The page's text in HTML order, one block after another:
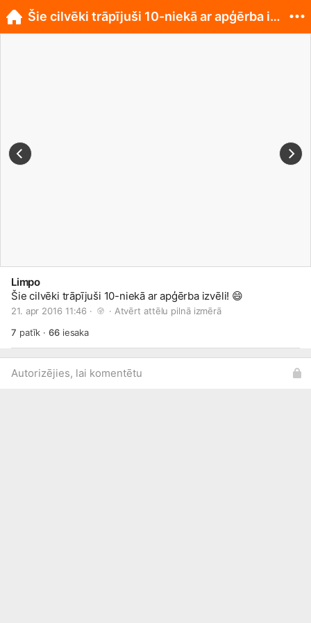
Limpo
Šie cilvēki trāpījuši 10-niekā ar apģērba izvēli! 😄
21. apr 2016 11:46 · · Atvērt attēlu pilnā izmērā
7 patīk ·66iesaka
Autorizējies, lai komentētu
Šie cilvēki trāpījuši 10-niekā ar apģērba izvēli!